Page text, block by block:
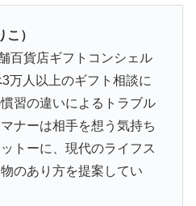
）
百貨店ギフトコンシェル
万人以上のギフト相談に
習の違いによるトラブル
ナーは相手を想う気持ち
トーに、現代のライフス
のあり方を提案してい